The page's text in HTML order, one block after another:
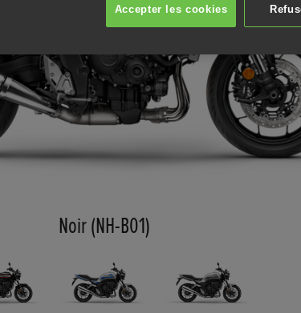
Noir (NH-B01)
Accepter les cookies